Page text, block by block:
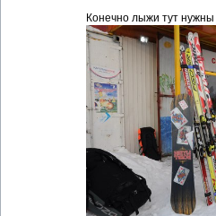
Конечно лыжи тут нужны